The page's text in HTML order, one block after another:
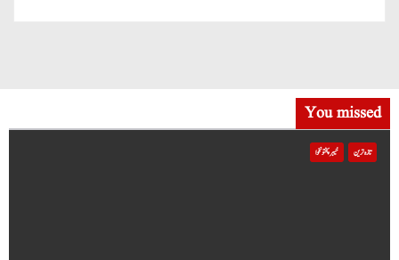
You missed
تازہ ترین خیبر پختونخوا